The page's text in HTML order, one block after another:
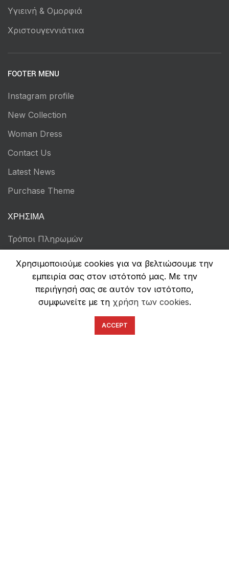
Υγιεινή & Ομορφιά
Χριστουγεννιάτικα
FOOTER MENU
Instagram profile
New Collection
Woman Dress
Contact Us
Latest News
Purchase Theme
ΧΡΉΣΙΜΑ
Τρόποι Πληρωμών
Αποστολή & Επιστροφές
Όροι Χρήσης
Πολιτική Απορρήτου
Ασφάλεια Συναλλαγών
Χρησιμοποιούμε cookies για να βελτιώσουμε την
εμπειρία σας στον ιστότοπό μας. Με την
περιήγησή σας σε αυτόν τον ιστότοπο,
συμφωνείτε με τη χρήση των cookies.
ACCEPT